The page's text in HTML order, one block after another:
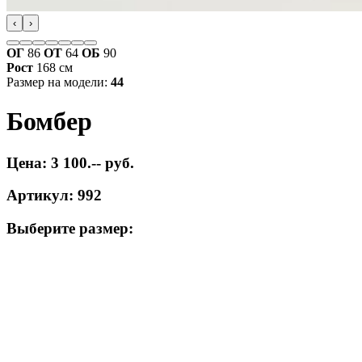
‹ ›
ОГ 86 ОТ 64 ОБ 90
Рост 168 см
Размер на модели: 44
Бомбер
Цена: 3 100.-- руб.
Артикул: 992
Выберите размер: